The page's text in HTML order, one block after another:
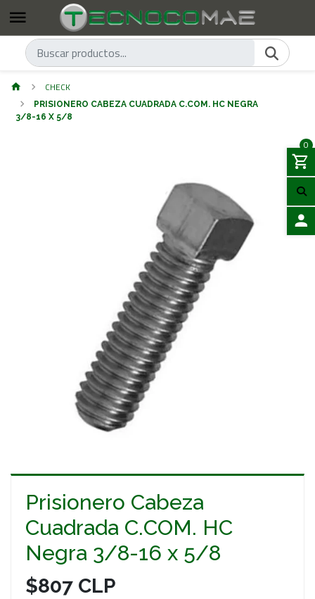
0
CHECK
PRISIONERO CABEZA CUADRADA C.COM. HC NEGRA
3/8-16 X 5/8
Prisionero Cabeza
Cuadrada C.COM. HC
Negra 3/8-16 x 5/8
$807 CLP